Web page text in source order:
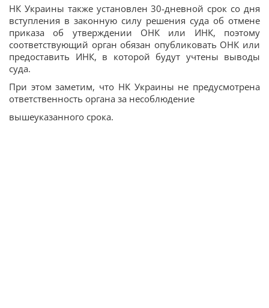
НК Украины также установлен 30-дневной срок со дня
вступления в законную силу решения суда об отмене
приказа об утверждении ОНК или ИНК, поэтому
соответствующий орган обязан опубликовать ОНК или
предоставить ИНК, в которой будут учтены выводы
суда.
При этом заметим, что НК Украины не предусмотрена
ответственность органа за несоблюдение
вышеуказанного срока.